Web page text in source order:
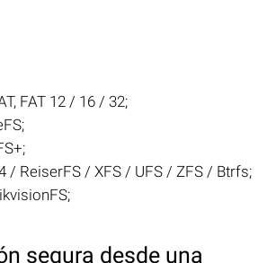
FAT 12 / 16 / 32;
/ ReiserFS / XFS / UFS / ZFS / Btrfs;
segura desde una